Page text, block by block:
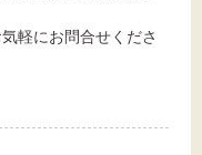
軽にお問合せくださ